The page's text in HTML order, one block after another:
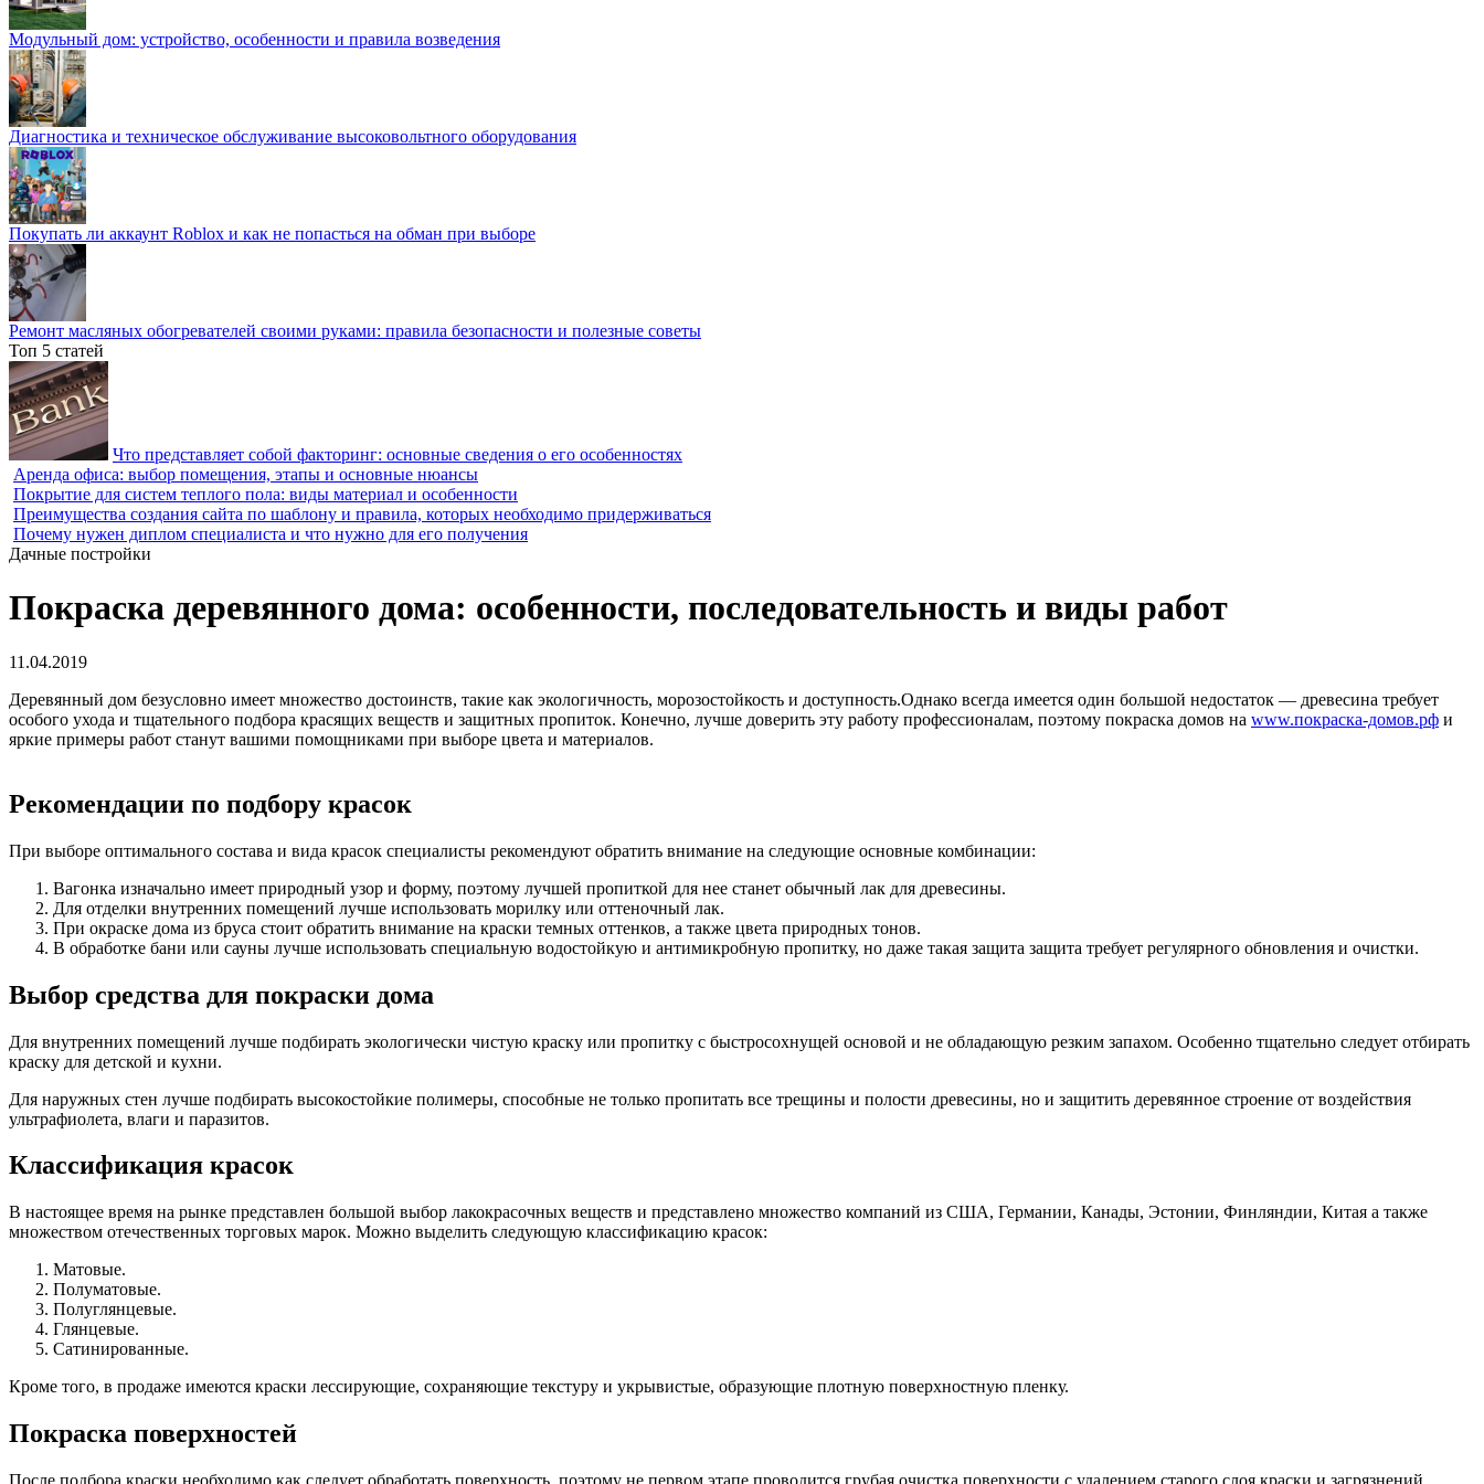
Модульный дом: устройство, особенности и правила возведения
Диагностика и техническое обслуживание высоковольтного оборудования
Покупать ли аккаунт Roblox и как не попасться на обман при выборе
Ремонт масляных обогревателей своими руками: правила безопасности и полезные советы
Топ 5 статей
Что представляет собой факторинг: основные сведения о его особенностях
Аренда офиса: выбор помещения, этапы и основные нюансы
Покрытие для систем теплого пола: виды материал и особенности
Преимущества создания сайта по шаблону и правила, которых необходимо придерживаться
Почему нужен диплом специалиста и что нужно для его получения
Дачные постройки
Покраска деревянного дома: особенности, последовательность и виды работ
11.04.2019
Деревянный дом безусловно имеет множество достоинств, такие как экологичность, морозостойкость и доступность.Однако всегда имеется один большой недостаток — древесина требует
особого ухода и тщательного подбора красящих веществ и защитных пропиток. Конечно, лучше доверить эту работу профессионалам, поэтому покраска домов на www.покраска-домов.рф и
яркие примеры работ станут вашими помощниками при выборе цвета и материалов.
Рекомендации по подбору красок
При выборе оптимального состава и вида красок специалисты рекомендуют обратить внимание на следующие основные комбинации:
Вагонка изначально имеет природный узор и форму, поэтому лучшей пропиткой для нее станет обычный лак для древесины.
Для отделки внутренних помещений лучше использовать морилку или оттеночный лак.
При окраске дома из бруса стоит обратить внимание на краски темных оттенков, а также цвета природных тонов.
В обработке бани или сауны лучше использовать специальную водостойкую и антимикробную пропитку, но даже такая защита защита требует регулярного обновления и очистки.
Выбор средства для покраски дома
Для внутренних помещений лучше подбирать экологически чистую краску или пропитку с быстросохнущей основой и не обладающую резким запахом. Особенно тщательно следует отбирать
краску для детской и кухни.
Для наружных стен лучше подбирать высокостойкие полимеры, способные не только пропитать все трещины и полости древесины, но и защитить деревянное строение от воздействия
ультрафиолета, влаги и паразитов.
Классификация красок
В настоящее время на рынке представлен большой выбор лакокрасочных веществ и представлено множество компаний из США, Германии, Канады, Эстонии, Финляндии, Китая а также
множеством отечественных торговых марок. Можно выделить следующую классификацию красок:
Матовые.
Полуматовые.
Полуглянцевые.
Глянцевые.
Сатинированные.
Кроме того, в продаже имеются краски лессирующие, сохраняющие текстуру и укрывистые, образующие плотную поверхностную пленку.
Покраска поверхностей